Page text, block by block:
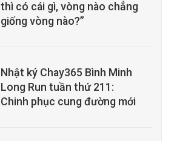
thì có cái gì, vòng nào chẳng
giống vòng nào?”
Nhật ký Chay365 Bình Minh
Long Run tuần thứ 211:
Chinh phục cung đường mới